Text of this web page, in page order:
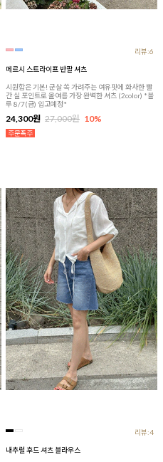
리뷰:6
메르시 스트라이프 반팔 셔츠
시원함은 기본! 군살 쏙 가려주는 여유핏에 화사한 빨
간 실 포인트로 올여름 가장 완벽한 셔츠 (2color) *블
루 8/7(금) 입고예정*
24,300원 27,000원 10%
리뷰:4
내추럴 후드 셔츠 블라우스